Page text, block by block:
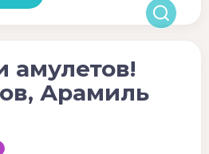
амулетов!
Арамиль